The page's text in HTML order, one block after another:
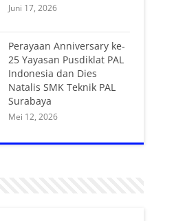
Juni 17, 2026
Perayaan Anniversary ke-
25 Yayasan Pusdiklat PAL
Indonesia dan Dies
Natalis SMK Teknik PAL
Surabaya
Mei 12, 2026